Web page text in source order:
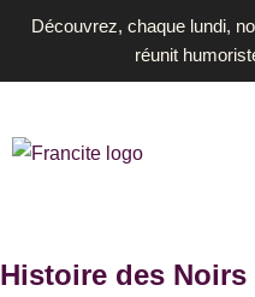
Aller
contenu
Découvrez, chaque lundi,
réunit
Histoire des